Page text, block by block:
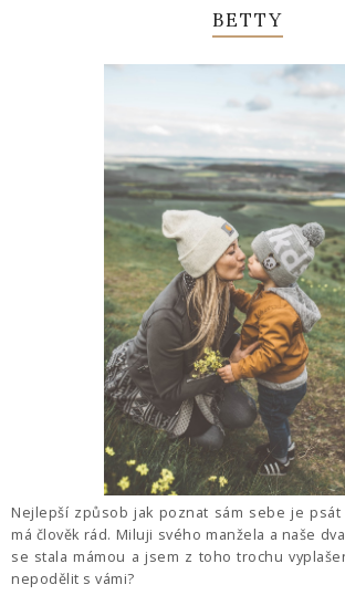
BETTY
Nejlepší způsob jak poznat sám sebe je
má člověk rád. Miluji svého manžela a naše
se stala mámou a jsem z toho trochu
nepodělit s vámi?